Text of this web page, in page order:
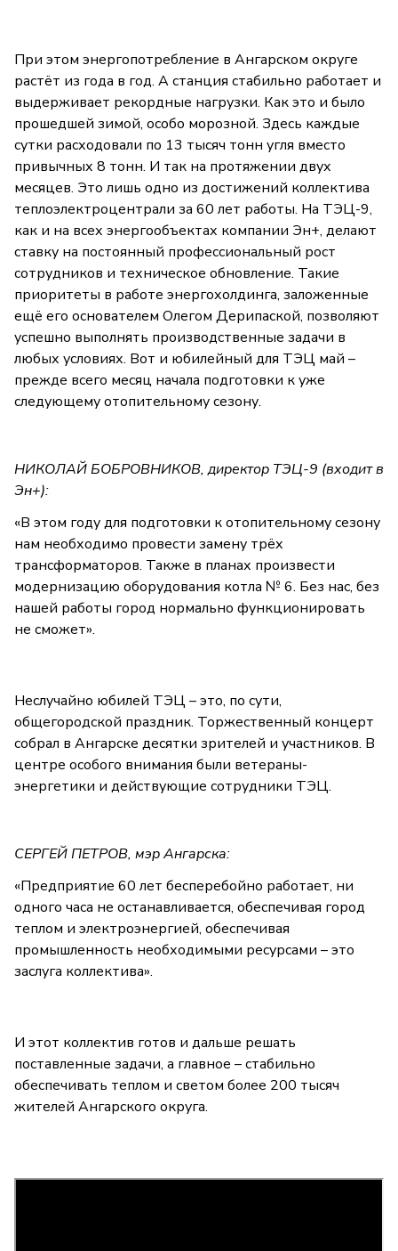
При этом энергопотребление в Ангарском округе
растёт из года в год. А станция стабильно работает и
выдерживает рекордные нагрузки. Как это и было
прошедшей зимой, особо морозной. Здесь каждые
сутки расходовали по 13 тысяч тонн угля вместо
привычных 8 тонн. И так на протяжении двух
месяцев. Это лишь одно из достижений коллектива
теплоэлектроцентрали за 60 лет работы. На ТЭЦ-9,
как и на всех энергообъектах компании Эн+, делают
ставку на постоянный профессиональный рост
сотрудников и техническое обновление. Такие
приоритеты в работе энергохолдинга, заложенные
ещё его основателем Олегом Дерипаской, позволяют
успешно выполнять производственные задачи в
любых условиях. Вот и юбилейный для ТЭЦ май –
прежде всего месяц начала подготовки к уже
следующему отопительному сезону.
НИКОЛАЙ БОБРОВНИКОВ, директор ТЭЦ-9 (входит в
Эн+):
«В этом году для подготовки к отопительному сезону
нам необходимо провести замену трёх
трансформаторов. Также в планах произвести
модернизацию оборудования котла № 6. Без нас, без
нашей работы город нормально функционировать
не сможет».
Неслучайно юбилей ТЭЦ – это, по сути,
общегородской праздник. Торжественный концерт
собрал в Ангарске десятки зрителей и участников. В
центре особого внимания были ветераны-
энергетики и действующие сотрудники ТЭЦ.
СЕРГЕЙ ПЕТРОВ, мэр Ангарска:
«Предприятие 60 лет бесперебойно работает, ни
одного часа не останавливается, обеспечивая город
теплом и электроэнергией, обеспечивая
промышленность необходимыми ресурсами – это
заслуга коллектива».
И этот коллектив готов и дальше решать
поставленные задачи, а главное – стабильно
обеспечивать теплом и светом более 200 тысяч
жителей Ангарского округа.